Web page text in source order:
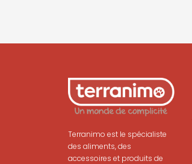
Terranimo est le spécialiste
des aliments, des
accessoires et produits de